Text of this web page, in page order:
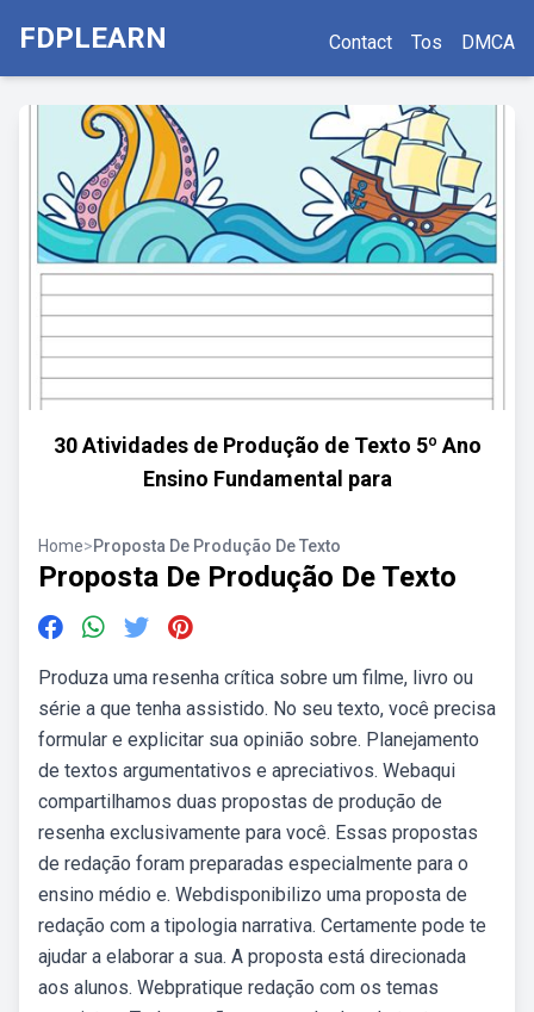
FDPLEARN Contact Tos DMCA
30 Atividades de Produção de Texto 5º Ano
Ensino Fundamental para
Home>Proposta De Produção De Texto
Proposta De Produção De Texto
Produza uma resenha crítica sobre um filme, livro ou
série a que tenha assistido. No seu texto, você precisa
formular e explicitar sua opinião sobre. Planejamento
de textos argumentativos e apreciativos. Webaqui
compartilhamos duas propostas de produção de
resenha exclusivamente para você. Essas propostas
de redação foram preparadas especialmente para o
ensino médio e. Webdisponibilizo uma proposta de
redação com a tipologia narrativa. Certamente pode te
ajudar a elaborar a sua. A proposta está direcionada
aos alunos. Webpratique redação com os temas